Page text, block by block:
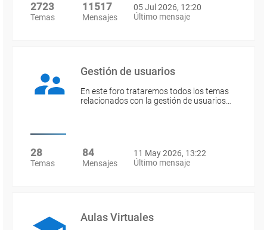
2723
Temas
11517
Mensajes
05 Jul 2026, 12:20
Último mensaje
Gestión de usuarios
En este foro trataremos todos los temas
relacionados con la gestión de usuarios…
28
Temas
84
Mensajes
11 May 2026, 13:22
Último mensaje
Aulas Virtuales